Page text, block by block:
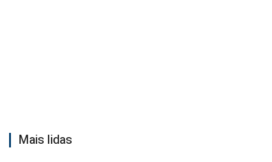
Mais lidas